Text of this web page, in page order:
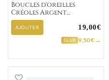
Boucles d'oreilles
Créoles Argent
Dorfmann Texturé
AJOUTER 19,00€
CLUB 9,50 € →
Boucles